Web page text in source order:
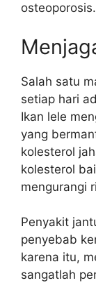
osteoporosis.
Salah satu
setiap hari
Ikan lele
yang
kolesterol
kolesterol
mengurangi
Penyakit
penyebab
karena itu,
sangatlah